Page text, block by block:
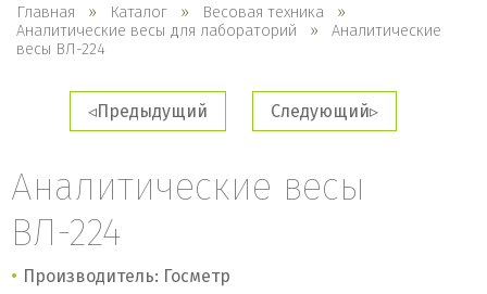
Главная Каталог
Весовая техника
Аналитические весы для лабораторий
Аналитические
весы ВЛ-224
Предыдущий Следующий
Аналитические весы
ВЛ-224
Производитель: Госметр